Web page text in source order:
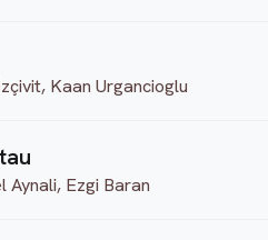
Kaan Urgancioglu
Aynali, Ezgi Baran